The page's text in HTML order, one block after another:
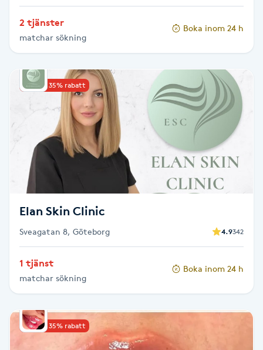
IPL hårborttagning
Japansk massage
Katun fransar
Kemisk peeling
Keratinbehandling
Kinesiologi
2 tjänster
matchar sökning
Boka inom 24 h
Upp till 35% rabatt
Elan Skin Clinic
Sveagatan 8, Göteborg 4.9342
1 tjänst
matchar sökning
Boka inom 24 h
Upp till 35% rabatt